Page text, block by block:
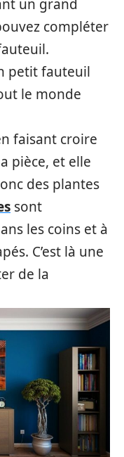
un grand
compléter
petit fauteuil
le monde
faisant croire
pièce, et elle
des plantes
sont
les coins et à
C’est là une
de la